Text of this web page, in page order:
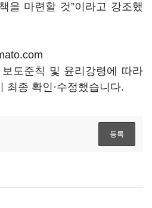
을 마련할 것”이라고 강조했
도준칙 및 윤리강령에 따라
최종 확인·수정했습니다.